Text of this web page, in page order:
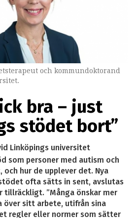
och kommundoktorand
bra – just
stödet bort”
Linköpings universitet
som personer med autism och
hur de upplever det. Nya
ofta sätts in sent, avslutas
tillräckligt. ”Många önskar mer
sitt arbete, utifrån sina
regler eller normer som sätter